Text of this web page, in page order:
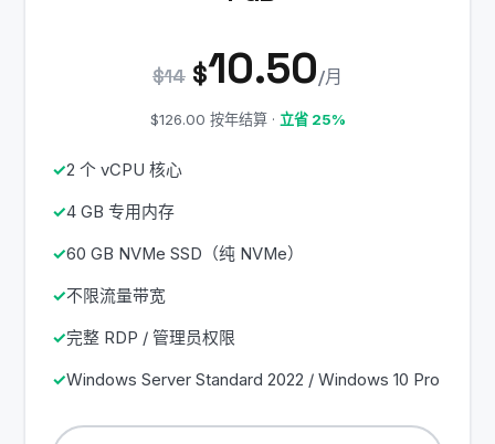
$14 $10.50/月
$126.00 按年结算 · 立省 25%
2 个 vCPU 核心
4 GB 专用内存
60 GB NVMe SSD（纯 NVMe）
不限流量带宽
完整 RDP / 管理员权限
Windows Server Standard 2022 / Windows 10 Pro